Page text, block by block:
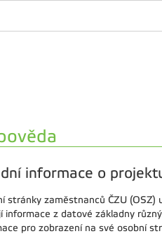
informace o
stránky zaměstnanců ČZU
informace z datové základny
pro zobrazení na své osobní